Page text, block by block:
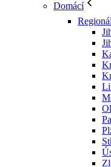
Domácí